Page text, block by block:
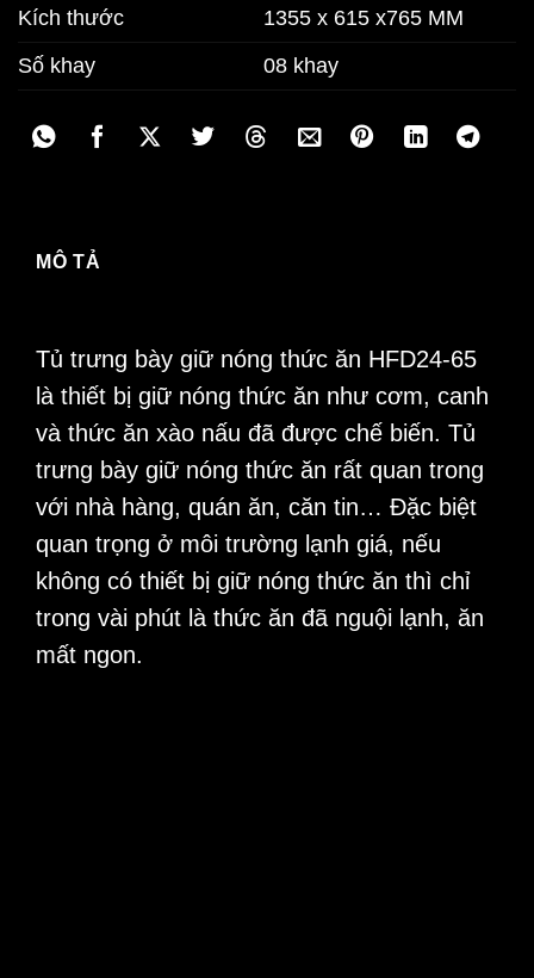
Kích thước
1355 x 615 x765 MM
Số khay
08 khay
MÔ TẢ
Tủ trưng bày giữ nóng thức ăn HFD24-65
là thiết bị giữ nóng thức ăn như cơm, canh
và thức ăn xào nấu đã được chế biến. Tủ
trưng bày giữ nóng thức ăn rất quan trong
với nhà hàng, quán ăn, căn tin… Đặc biệt
quan trọng ở môi trường lạnh giá, nếu
không có thiết bị giữ nóng thức ăn thì chỉ
trong vài phút là thức ăn đã nguội lạnh, ăn
mất ngon.